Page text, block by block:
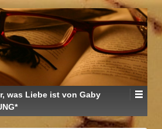
was Liebe ist von Gaby